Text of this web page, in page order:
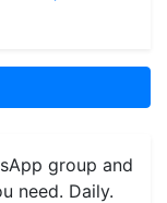
group and
need. Daily.